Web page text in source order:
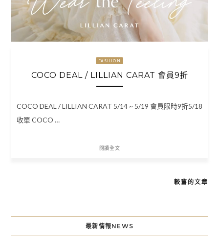
FASHION
COCO DEAL / LILLIAN CARAT 會員9折
COCO DEAL / LILLIAN CARAT 5/14 ~ 5/19 會員限時9折5/18
收單 COCO …
閱讀全文
導
覽
較舊的文章
最新情報NEWS